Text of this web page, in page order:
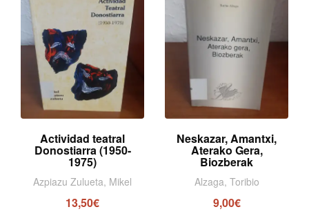
Actividad teatral
Donostiarra (1950-
1975)
Azpiazu Zulueta, Mikel
13,50€
Neskazar, Amantxi,
Aterako Gera,
Biozberak
Alzaga, Toribio
9,00€